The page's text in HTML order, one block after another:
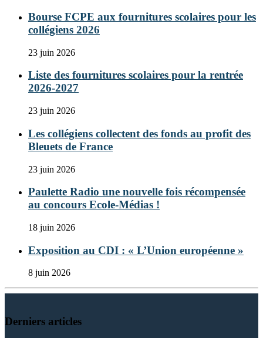
Bourse FCPE aux fournitures scolaires pour les
collégiens 2026
23 juin 2026
Liste des fournitures scolaires pour la rentrée
2026-2027
23 juin 2026
Les collégiens collectent des fonds au profit des
Bleuets de France
23 juin 2026
Paulette Radio une nouvelle fois récompensée
au concours Ecole-Médias !
18 juin 2026
Exposition au CDI : « L’Union européenne »
8 juin 2026
Derniers articles